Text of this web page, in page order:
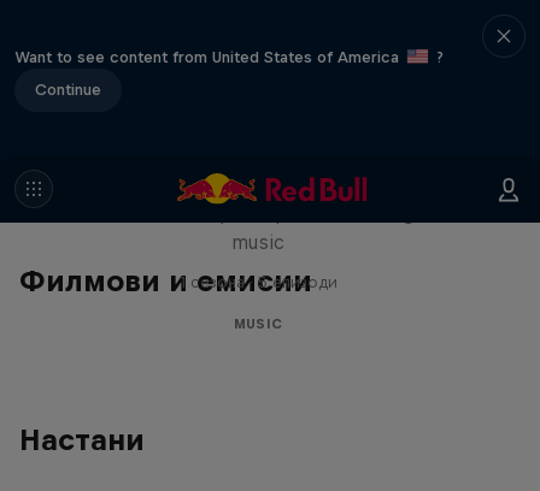
Want to see content from United States of America
?
Continue
Филмови и емисии
Diggin' in the Carts
music
1 сезона · 5 епизоди
MUSIC
Настани